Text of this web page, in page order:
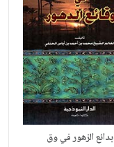
بدائع الزهور في وق